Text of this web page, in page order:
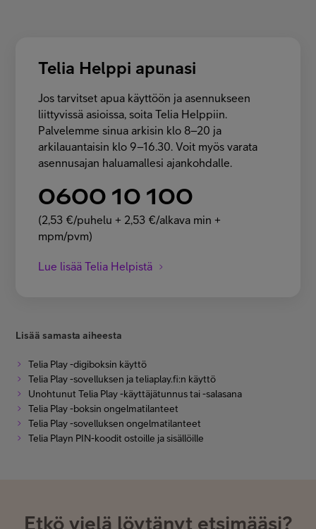
Telia Helppi apunasi
Jos tarvitset apua käyttöön ja asennukseen
liittyvissä asioissa, soita Telia Helppiin.
Palvelemme sinua arkisin klo 8–20 ja
arkilauantaisin klo 9–16.30. Voit myös varata
asennusajan haluamallesi ajankohdalle.
0600 10 100
(2,53 €/puhelu + 2,53 €/alkava min +
mpm/pvm)
Lue lisää Telia Helpistä
Lisää samasta aiheesta
Telia Play -digiboksin käyttö
Telia Play -sovelluksen ja teliaplay.fi:n käyttö
Unohtunut Telia Play -käyttäjätunnus tai -salasana
Telia Play -boksin ongelmatilanteet
Telia Play -sovelluksen ongelmatilanteet
Telia Playn PIN-koodit ostoille ja sisällöille
Etkö vielä löytänyt etsimääsi?